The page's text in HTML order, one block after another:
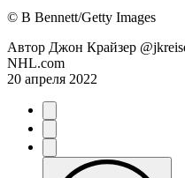
© B Bennett/Getty Images
Автор Джон Крайзер
NHL.com
20 апреля 2022